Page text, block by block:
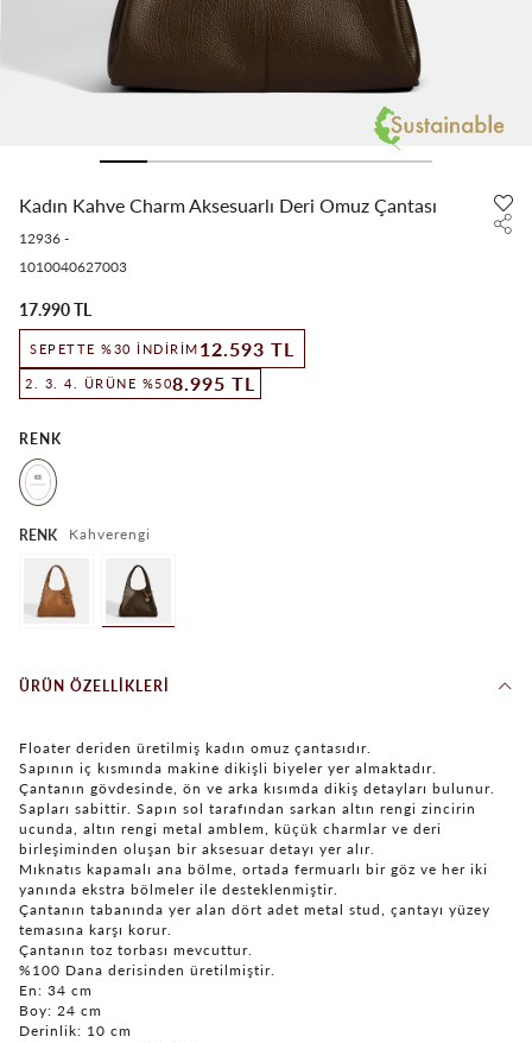
Kadın Kahve Charm Aksesuarlı Deri Omuz Çantası
12936 -
1010040627003
17.990 TL
SEPETTE %30 İNDIRIM 12.593 TL
2. 3. 4. ÜRÜNE %508.995 TL
RENK
RENK Kahverengi
ÜRÜN ÖZELLIKLERI
Floater deriden üretilmiş kadın omuz çantasıdır.
Sapının iç kısmında makine dikişli biyeler yer almaktadır.
Çantanın gövdesinde, ön ve arka kısımda dikiş detayları bulunur.
Sapları sabittir. Sapın sol tarafından sarkan altın rengi zincirin
ucunda, altın rengi metal amblem, küçük charmlar ve deri
birleşiminden oluşan bir aksesuar detayı yer alır.
Mıknatıs kapamalı ana bölme, ortada fermuarlı bir göz ve her iki
yanında ekstra bölmeler ile desteklenmiştir.
Çantanın tabanında yer alan dört adet metal stud, çantayı yüzey
temasına karşı korur.
Çantanın toz torbası mevcuttur.
%100 Dana derisinden üretilmiştir.
En: 34 cm
Boy: 24 cm
Derinlik: 10 cm